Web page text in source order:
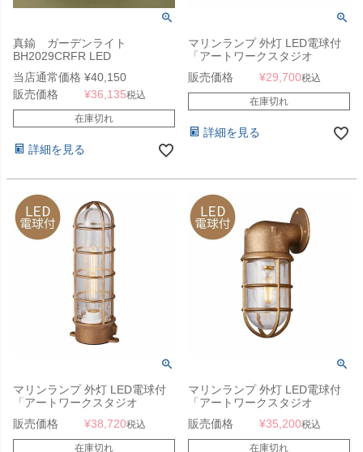
真鍮 ガーデンライト
BH2029CRFR LED
当店通常価格 ¥40,150
販売価格
¥36,135税込
在庫切れ
詳細を見る
マリンランプ 外灯 LED電球付
「アートワークスタジオ
（ARTWORKSTUDIO）ビーチ
ハウス ベーシックランプ
（Beach house-basic lamp）コ
ードなし/屋内・屋外兼用」
販売価格 ¥29,700税込
在庫切れ
詳細を見る
マリンランプ 外灯 LED電球付
「アートワークスタジオ
（ARTWORKSTUDIO）ビーチ
ハウス ベーシックランプ
L（Beach house-basic
販売価格 ¥38,720税込
在庫切れ
マリンランプ 外灯 LED電球付
「アートワークスタジオ
（ARTWORKSTUDIO）ビーチ
ハウス ウォールランプ（Beach
house-wall lamp）コードなし/
販売価格 ¥35,200税込
在庫切れ